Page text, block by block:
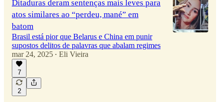
Ditaduras deram sentenças mais leves para
atos similares ao “perdeu, mané” em
batom
Brasil está pior que Belarus e China em punir
supostos delitos de palavras que abalam regimes
mar 24, 2025 • Eli Vieira
7
2